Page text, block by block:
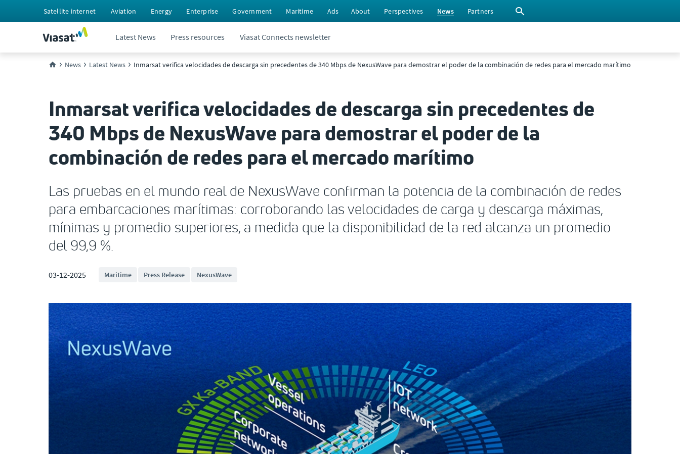
Satellite internet Aviation Energy Enterprise Government Maritime Ads About Perspectives News Partners
Latest News Press resources Viasat Connects newsletter
News Latest News Inmarsat verifica velocidades de descarga sin precedentes de 340 Mbps de NexusWave para demostrar el poder de la combinación de redes para el mercado marítimo
Inmarsat verifica velocidades de descarga sin precedentes de
340 Mbps de NexusWave para demostrar el poder de la
combinación de redes para el mercado marítimo
Las pruebas en el mundo real de NexusWave confirman la potencia de la combinación de redes
para embarcaciones marítimas: corroborando las velocidades de carga y descarga máximas,
mínimas y promedio superiores, a medida que la disponibilidad de la red alcanza un promedio
del 99,9 %.
03-12-2025 Maritime Press Release NexusWave